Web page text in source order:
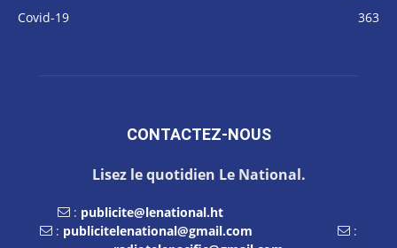
Covid-19
363
CONTACTEZ-NOUS
Lisez le quotidien Le National.
: publicite@lenational.ht
: publicitelenational@gmail.com
: